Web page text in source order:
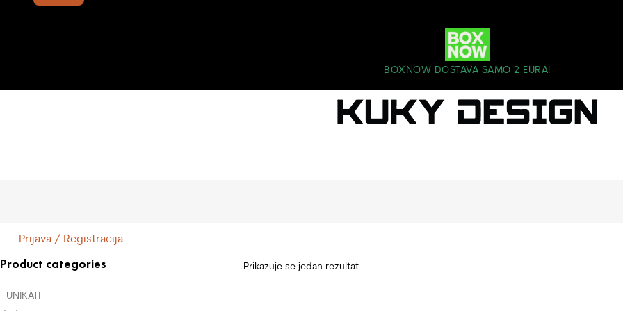
BOXNOW DOSTAVA SAMO 2 EURA!
Prijava / Registracija
Prikazuje se jedan rezultat
Product categories
- UNIKATI -